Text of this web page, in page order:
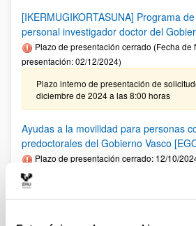
[IKERMUGIKORTASUNA] Programa
personal investigador doctor del
Plazo de presentación cerrado (Fecha de
presentación: 02/12/2024)
Plazo interno de presentación de
diciembre de 2024 a las 8:00 horas
Ayudas a la movilidad para personas
predoctorales del Gobierno Vasco
Plazo de presentación cerrado: 12/10/